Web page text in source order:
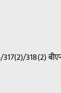
318(2)